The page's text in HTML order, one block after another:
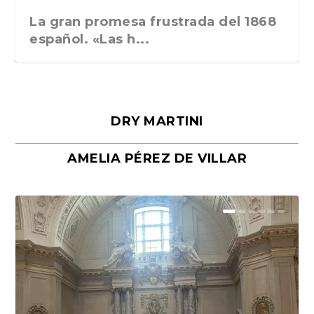
La gran promesa frustrada del 1868
español. «Las h...
Málaga, verso en azul, de Rafael
Porras y Salvador...
«La cocina hebrea. Alimentación
del pueblo judío e...
DRY MARTINI
AMELIA PÉREZ DE VILLAR